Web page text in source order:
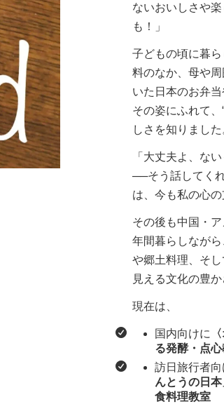
ないおいしさや
も！」
子どもの頃に暮
料のなか、母や
いた日本のお弁当
その姿にふれて、
しさを知りました
「大丈夫よ、な
──そう話してく
は、今も私の心の
その後も中国・
年間暮らしなが
や郷土料理、そ
見える文化の豊
現在は、
国内向けに
る発酵・点
訪日旅行者向
んとうの日
食料理教室